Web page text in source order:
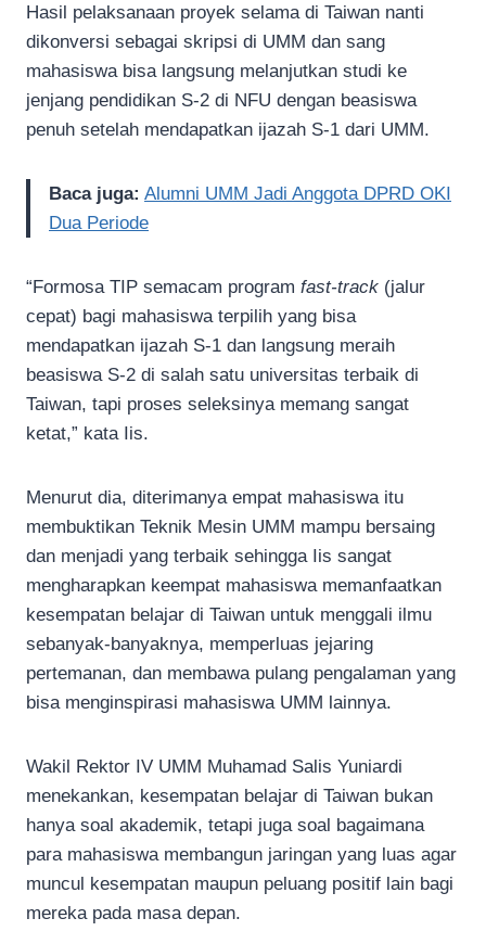
Hasil pelaksanaan proyek selama di Taiwan nanti
dikonversi sebagai skripsi di UMM dan sang
mahasiswa bisa langsung melanjutkan studi ke
jenjang pendidikan S-2 di NFU dengan beasiswa
penuh setelah mendapatkan ijazah S-1 dari UMM.
Baca juga: Alumni UMM Jadi Anggota DPRD OKI
Dua Periode
“Formosa TIP semacam program fast-track (jalur
cepat) bagi mahasiswa terpilih yang bisa
mendapatkan ijazah S-1 dan langsung meraih
beasiswa S-2 di salah satu universitas terbaik di
Taiwan, tapi proses seleksinya memang sangat
ketat,” kata Iis.
Menurut dia, diterimanya empat mahasiswa itu
membuktikan Teknik Mesin UMM mampu bersaing
dan menjadi yang terbaik sehingga Iis sangat
mengharapkan keempat mahasiswa memanfaatkan
kesempatan belajar di Taiwan untuk menggali ilmu
sebanyak-banyaknya, memperluas jejaring
pertemanan, dan membawa pulang pengalaman yang
bisa menginspirasi mahasiswa UMM lainnya.
Wakil Rektor IV UMM Muhamad Salis Yuniardi
menekankan, kesempatan belajar di Taiwan bukan
hanya soal akademik, tetapi juga soal bagaimana
para mahasiswa membangun jaringan yang luas agar
muncul kesempatan maupun peluang positif lain bagi
mereka pada masa depan.